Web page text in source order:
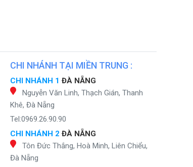
CHI NHÁNH TẠI MIỀN TRUNG :
CHI NHÁNH 1 ĐÀ NẴNG
Nguyễn Văn Linh, Thạch Gián, Thanh
Khê, Đà Nẵng
Tel:0969.26.90.90
CHI NHÁNH 2 ĐÀ NẴNG
Tôn Đức Thắng, Hoà Minh, Liên Chiểu,
Đà Nẵng